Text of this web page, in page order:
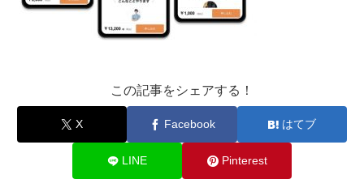
この記事をシェアする！
X Facebook はてブ
LINE Pinterest